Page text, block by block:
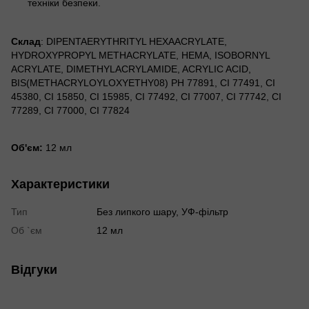
техніки безпеки.
Склад: DIPENTAERYTHRITYL HEXAACRYLATE,
HYDROXYPROPYL METHACRYLATE, HEMA, ISOBORNYL
ACRYLATE, DIMETHYLACRYLAMIDE, ACRYLIC ACID,
BIS(METHACRYLOYLOXYETHY08) PH 77891, CI 77491, CI
45380, CI 15850, CI 15985, CI 77492, CI 77007, CI 77742, CI
77289, CI 77000, CI 77824
Об'єм: 12 мл
Характеристики
Тип
Без липкого шару, УФ-фільтр
Об `єм
12 мл
Відгуки